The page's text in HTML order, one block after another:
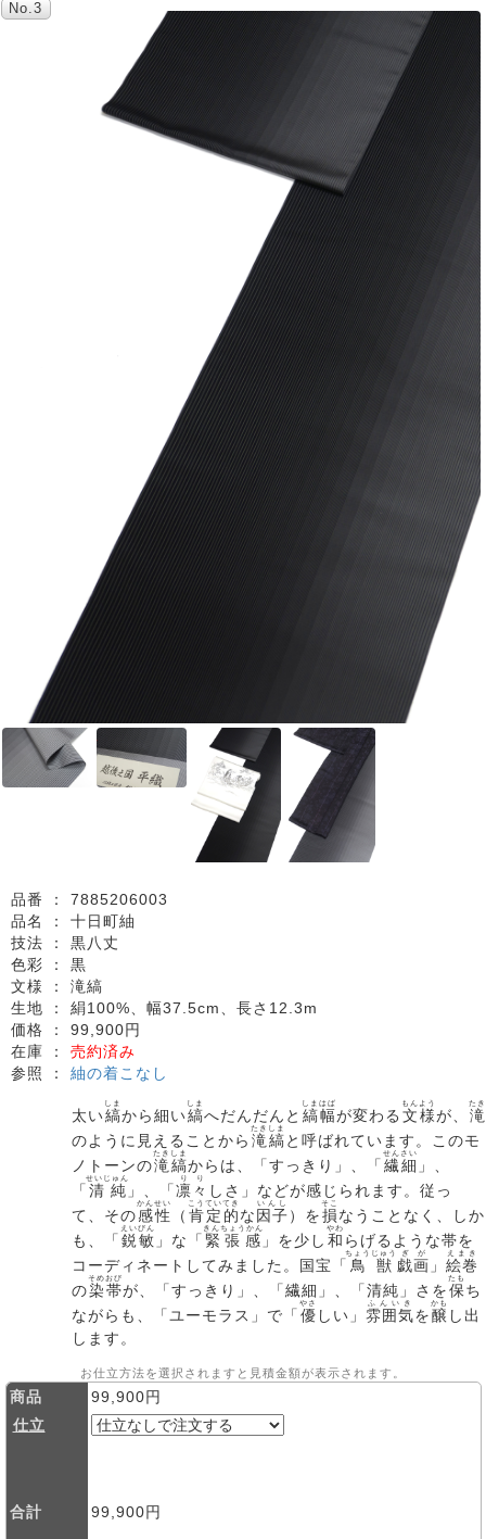
No.3
品番 ： 7885206003
品名 ： 十日町紬
技法 ： 黒八丈
色彩 ： 黒
文様 ： 滝縞
生地 ： 絹100%、幅37.5cm、長さ12.3m
価格 ： 99,900円
在庫 ： 売約済み
参照 ： 紬の着こなし
太い縞
しま
から細い縞
しま
へだんだんと 縞幅
しまはば
が変わる 文様
もんよう
が、 滝
たき
のように見えることから 滝縞
たきしま
と呼ばれています。このモ
ノトーンの滝縞
たきしま
からは、「すっきり」、「 繊細
せんさい
」、
「 清純
せいじゅん
」、「凛々
りり
しさ」などが感じられます。従っ
て、その感性
かんせい
（ 肯定的
こうていてき
な因子
いんし
）を損
そこ
なうことなく、しか
も、「 鋭敏
えいびん
」な「 緊張感
きんちょうかん
」を少し 和
やわ
らげるような帯を
コーディネートしてみました。国宝「 鳥獣
ちょうじゅう
戯画
ぎが
」 絵巻
えまき
の染帯
そめおび
が、「すっきり」、「繊細」、「清純」さを保
たも
ち
ながらも、「ユーモラス」で「 優
やさ
しい」 雰囲気
ふんいき
を醸
かも
し出
します。
お仕立方法を選択されますと見積金額が表示されます。
商品
99,900円
仕立
合計 99,900円